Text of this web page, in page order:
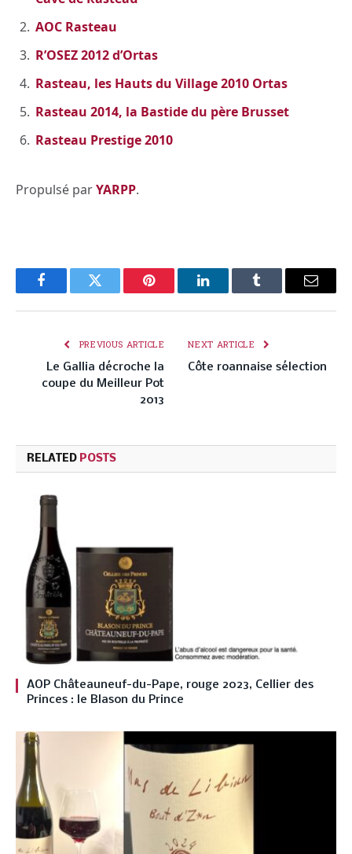
AOC Rasteau
R’OSEZ 2012 d’Ortas
Rasteau, les Hauts du Village 2010 Ortas
Rasteau 2014, la Bastide du père Brusset
Rasteau Prestige 2010
Propulsé parYARPP.
FacebookTwitter Pinterest LinkedInTumblr Email
PREVIOUS ARTICLE
Le Gallia décroche la
coupe du Meilleur Pot
2013
NEXT ARTICLE
Côte roannaise sélection
RELATED POSTS
AOP Châteauneuf-du-Pape, rouge 2023, Cellier des
Princes : le Blason du Prince